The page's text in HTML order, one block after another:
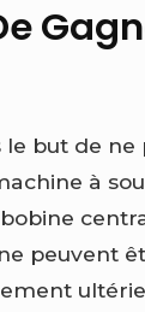
but de
à
peuvent